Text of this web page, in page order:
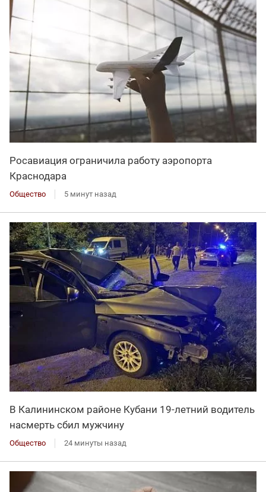
Росавиация ограничила работу аэропорта
Краснодара
Общество 5 минут назад
В Калининском районе Кубани 19-летний водитель
насмерть сбил мужчину
Общество 24 минуты назад